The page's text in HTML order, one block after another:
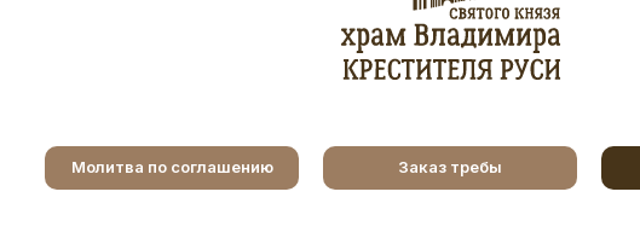
Молитва по соглашению Заказ требы